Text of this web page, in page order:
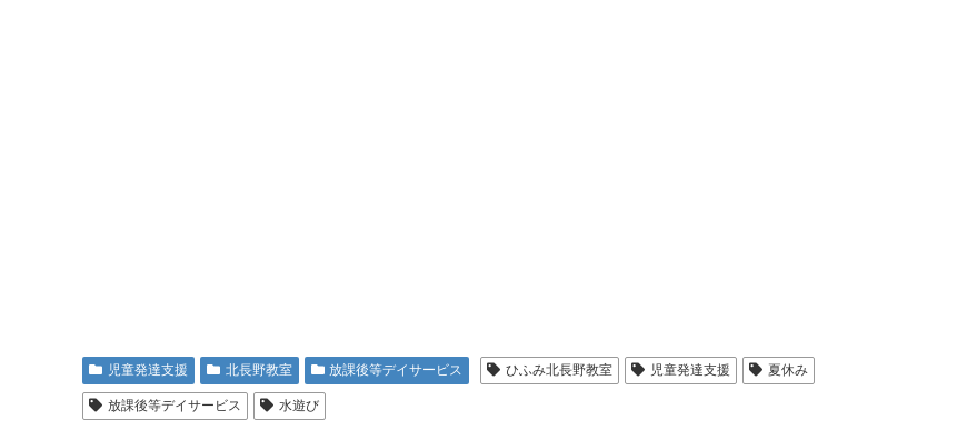
児童発達支援 北長野教室 放課後等デイサービス ひふみ北長野教室 児童発達支援 夏休み
放課後等デイサービス 水遊び